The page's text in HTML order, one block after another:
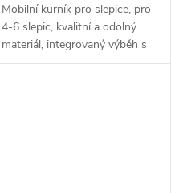
Mobilní kurník pro slepice, pro
4-6 slepic, kvalitní a odolný
materiál, integrovaný výběh s
kolečky, snadná